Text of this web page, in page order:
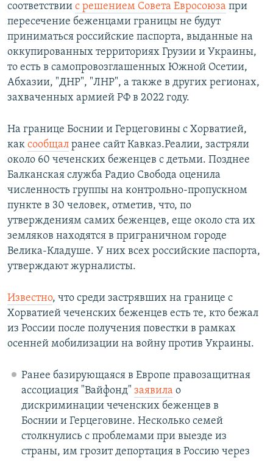
соответствии с решением Совета Евросоюза при
пересечение беженцами границы не будут
приниматься российские паспорта, выданные на
оккупированных территориях Грузии и Украины,
то есть в самопровозглашенных Южной Осетии,
Абхазии, "ДНР", "ЛНР", а также в других регионах,
захваченных армией РФ в 2022 году.
На границе Боснии и Герцеговины с Хорватией,
как сообщал ранее сайт Кавказ.Реалии, застряли
около 60 чеченских беженцев с детьми. Позднее
Балканская служба Радио Свобода оценила
численность группы на контрольно-пропускном
пункте в 30 человек, отметив, что, по
утверждениям самих беженцев, еще около ста их
земляков находятся в приграничном городе
Велика-Кладуше. У них всех российские паспорта,
утверждают журналисты.
Известно, что среди застрявших на границе с
Хорватией чеченских беженцев есть те, кто бежал
из России после получения повестки в рамках
осенней мобилизации на войну против Украины.
Ранее базирующаяся в Европе правозащитная
ассоциация "Вайфонд" заявила о
дискриминации чеченских беженцев в
Боснии и Герцеговине. Несколько семей
столкнулись с проблемами при выезде из
страны, им грозит депортация в Россию через